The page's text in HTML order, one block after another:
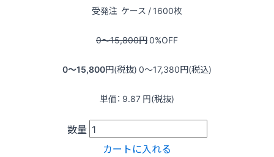
受発注 ケース / 1600枚
0〜15,800円0%OFF
0〜15,800円(税抜) 0〜17,380円(税込)
単価： 9.87 円(税抜)
数量
カートに入れる